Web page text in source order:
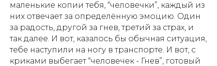
маленькие копии тебя, “человечки”, каждый из
них отвечает за определённую эмоцию. Один
за радость, другой за гнев, третий за страх, и
так далее. И вот, казалось бы обычная ситуация,
тебе наступили на ногу в транспорте. И вот, с
криками выбегает “человечек - Гнев”, готовый